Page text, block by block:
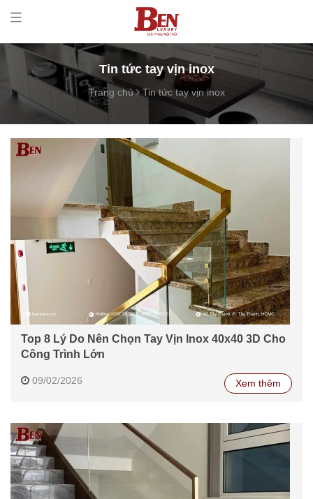
Tin tức tay vịn inox
Trang chủ Tin tức tay vịn inox
Top 8 Lý Do Nên Chọn Tay Vịn Inox 40x40 3D Cho
Công Trình Lớn
09/02/2026 Xem thêm